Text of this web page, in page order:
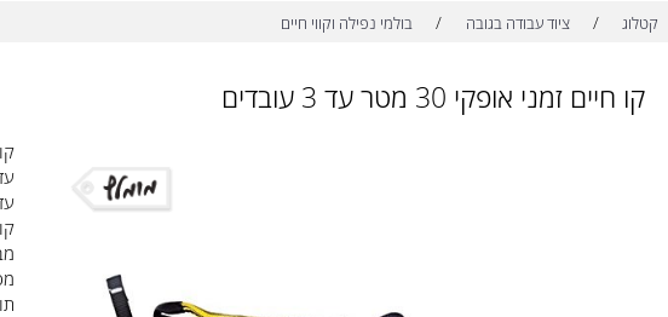
ציוד עבודה בגובה / בולמי נפילה וקווי חיים
אופקי 30 מטר עד 3 עובדים
קו
קולל
מבנה